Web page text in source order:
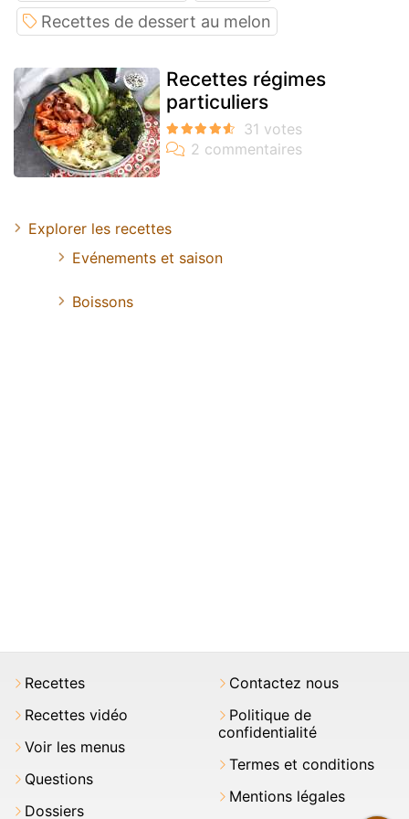
Recettes de dessert au melon
Recettes régimes
particuliers
Explorer les recettes
Evénements et saison
Boissons
Recettes
Recettes vidéo
Voir les menus
Questions
Dossiers
Contactez nous
Politique de
confidentialité
Termes et conditions
Mentions légales